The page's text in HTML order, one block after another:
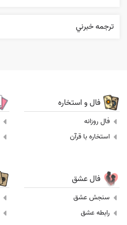
ترجمه خبرني
فال و استخاره
فال روزانه
استخاره با قرآن
فال عشق
سنجش عشق
رابطه عشق